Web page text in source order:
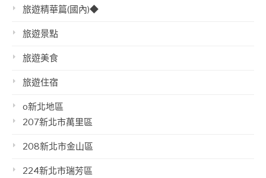
旅遊精華篇(國內)◆
旅遊景點
旅遊美食
旅遊住宿
o新北地區
207新北市萬里區
208新北市金山區
224新北市瑞芳區